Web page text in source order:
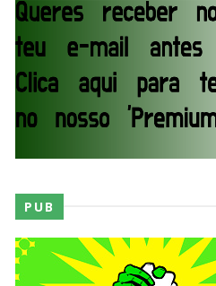
Breakker supera Joe
e confusão fora do ringue
Unknown-Aug 05 2026
NOVA ERA NO RAW: Oba
guerra com Brock Lesnar
marca "Vice City" para
SCSA867-Aug 07 2026
PUB